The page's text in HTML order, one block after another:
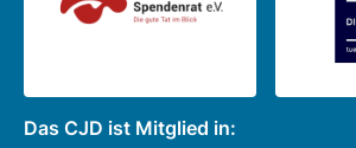
Das CJD ist Mitglied in: